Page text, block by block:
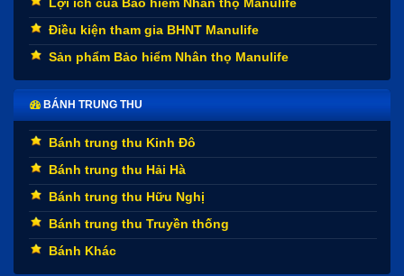
Điều kiện tham gia BHNT Manulife
Sản phẩm Bảo hiểm Nhân thọ Manulife
BÁNH TRUNG THU
Bánh trung thu Kinh Đô
Bánh trung thu Hải Hà
Bánh trung thu Hữu Nghị
Bánh trung thu Truyền thống
Bánh Khác